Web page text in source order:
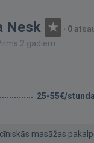
Nesk · 0
2 gadiem
25-55€/stunda
masāžas